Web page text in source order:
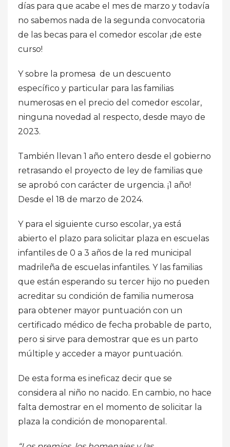
días para que acabe el mes de marzo y todavía
no sabemos nada de la segunda convocatoria
de las becas para el comedor escolar ¡de este
curso!
Y sobre la promesa de un descuento
específico y particular para las familias
numerosas en el precio del comedor escolar,
ninguna novedad al respecto, desde mayo de
2023.
También llevan 1 año entero desde el gobierno
retrasando el proyecto de ley de familias que
se aprobó con carácter de urgencia. ¡1 año!
Desde el 18 de marzo de 2024.
Y para el siguiente curso escolar, ya está
abierto el plazo para solicitar plaza en escuelas
infantiles de 0 a 3 años de la red municipal
madrileña de escuelas infantiles. Y las familias
que están esperando su tercer hijo no pueden
acreditar su condición de familia numerosa
para obtener mayor puntuación con un
certificado médico de fecha probable de parto,
pero si sirve para demostrar que es un parto
múltiple y acceder a mayor puntuación.
De esta forma es ineficaz decir que se
considera al niño no nacido. En cambio, no hace
falta demostrar en el momento de solicitar la
plaza la condición de monoparental.